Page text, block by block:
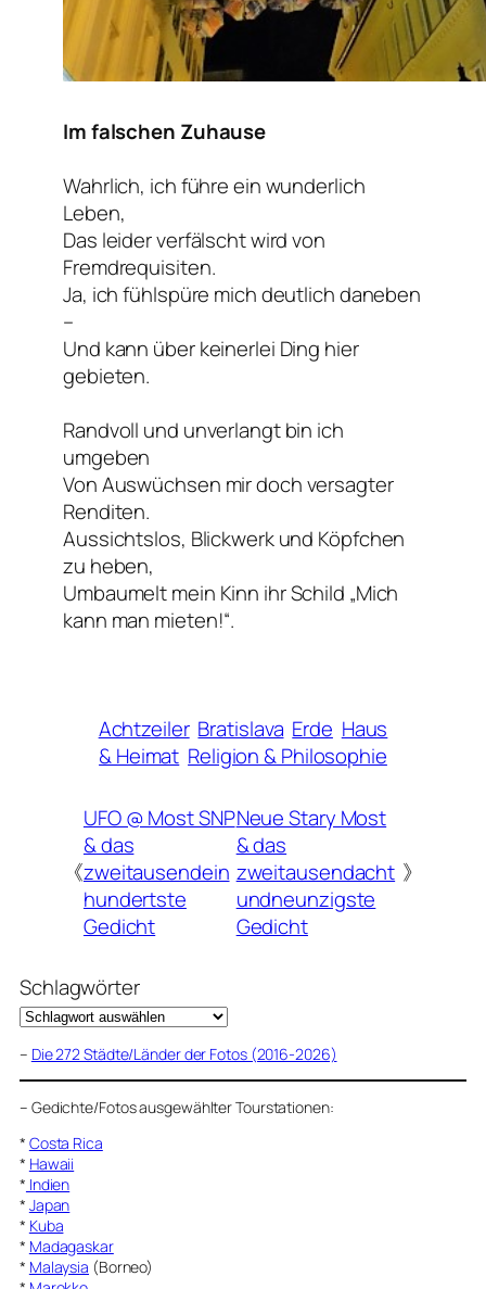
Im falschen Zuhause
Wahrlich, ich führe ein wunderlich
Leben,
Das leider verfälscht wird von
Fremdrequisiten.
Ja, ich fühlspüre mich deutlich daneben
–
Und kann über keinerlei Ding hier
gebieten.
Randvoll und unverlangt bin ich
umgeben
Von Auswüchsen mir doch versagter
Renditen.
Aussichtslos, Blickwerk und Köpfchen
zu heben,
Umbaumelt mein Kinn ihr Schild „Mich
kann man mieten!“.
Achtzeiler Bratislava Erde Haus
& Heimat Religion & Philosophie
《
UFO @ Most SNP
& das
zweitausendein
hundertste
Gedicht
Neue Stary Most
& das
zweitausendacht
undneunzigste
Gedicht
》
Schlagwörter
– Die 272 Städte/Länder der Fotos (2016-2026)
– Gedichte/Fotos ausgewählter Tourstationen:
* Costa Rica
* Hawaii
* Indien
* Japan
* Kuba
* Madagaskar
* Malaysia (Borneo)